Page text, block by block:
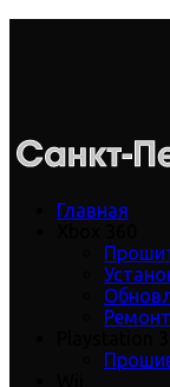
Главная